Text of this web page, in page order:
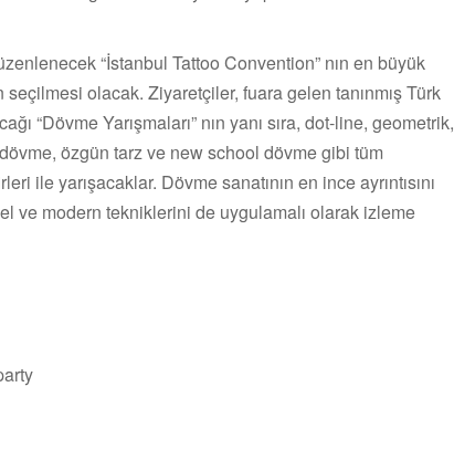
“İstanbul Tattoo Convention” nın en büyük
olacak. Ziyaretçiler, fuara gelen tanınmış Türk
“Dövme Yarışmaları” nın yanı sıra, dot-line, geometrik,
özgün tarz ve new school dövme gibi tüm
ile yarışacaklar. Dövme sanatının en ince ayrıntısını
ve modern tekniklerini de uygulamalı olarak izleme